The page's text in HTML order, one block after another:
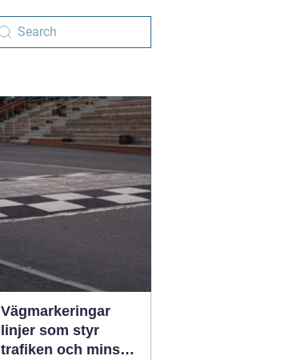
Vägmarkeringar
linjer som styr
trafiken och minskar